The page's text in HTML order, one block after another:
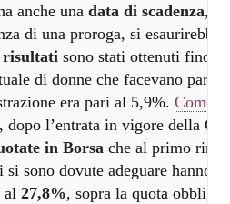
anche una data di scadenza, e i
di una proroga, si
risultati sono stati ottenuti finora?
di donne che facevano parte
era pari al 5,9%. Come
, dopo l’entrata in vigore della
in Borsa che al primo
sono dovute adeguare hanno
al 27,8%, sopra la quota